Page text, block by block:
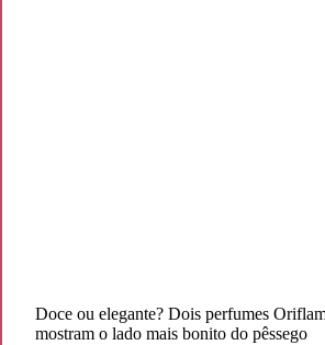
Doce ou elegante? Dois perfumes
mostram o lado mais bonito do pêssego